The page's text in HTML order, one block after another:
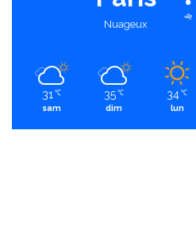
Nuageux
31 ℃
sam
35 ℃
dim
34 ℃
lun